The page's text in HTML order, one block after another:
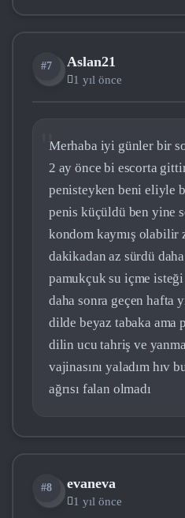
#7
AS
Aslan21
1 yıl önce
Merhaba iyi günler bir
2 ay önce bi escorta
penisteyken beni eliyle
penis küçüldü ben yine
kondom kaymış olabilir
dakikadan az sürdü
pamukçuk su içme isteği
daha sonra geçen hafta
dilde beyaz tabaka ama
dilin ucu tahriş ve
vajinasını yaladım hıv
ağrısı falan olmadı
#8
EV
evaneva
1 yıl önce